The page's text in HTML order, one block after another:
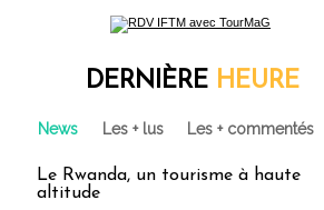
DERNIÈRE HEURE
News Les + lus Les + commentés
Le Rwanda, un tourisme à haute
altitude